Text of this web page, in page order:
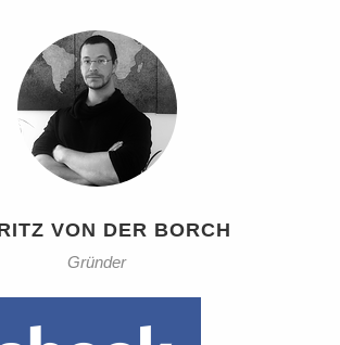
VON DER BORCH
Gründer